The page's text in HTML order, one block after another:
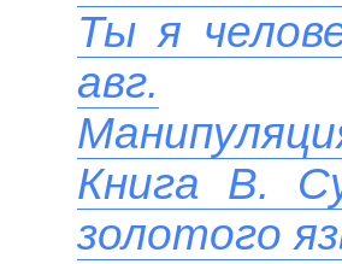
Ты я
авг.
Книга В.
золотого